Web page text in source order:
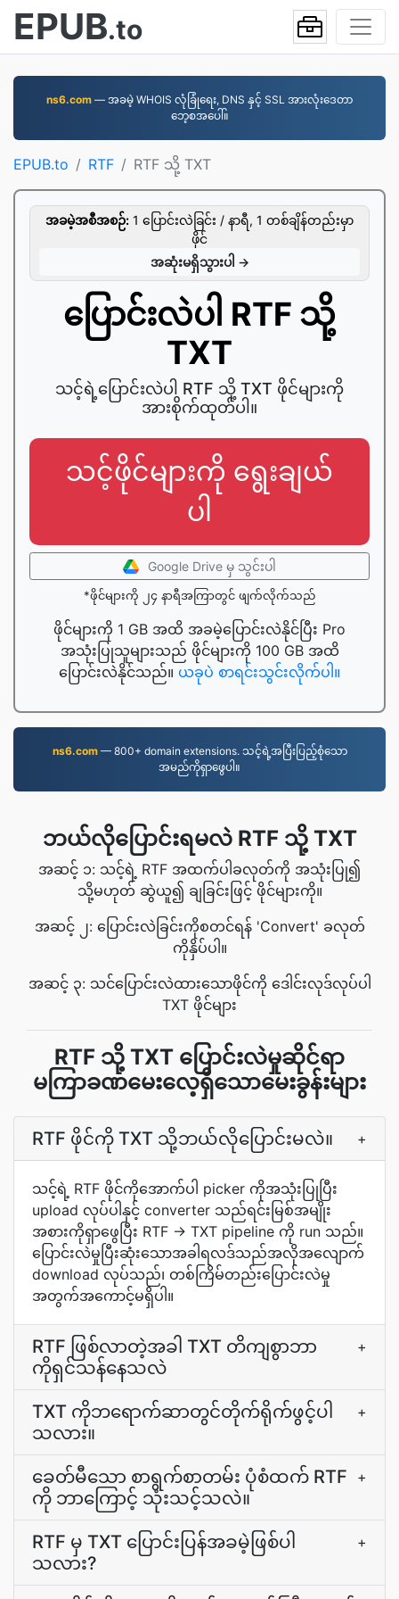
EPUB.to
ns6.com — အခမဲ့ WHOIS လုံခြုံရေး, DNS နှင့် SSL အားလုံးဒေတာ
ဘေ့စအပေါ်။
EPUB.to RTF RTF သို့ TXT
အခမဲ့အစီအစဉ်: 1 ပြောင်းလဲခြင်း / နာရီ, 1 တစ်ချိန်တည်းမှာ
ဖိုင်
အဆုံးမရှိသွားပါ →
ပြောင်းလဲပါ RTF သို့
TXT
သင့်ရဲ့ပြောင်းလဲပါ RTF သို့ TXT ဖိုင်များကို
အားစိုက်ထုတ်ပါ။
သင့်ဖိုင်များကို ရွေးချယ်
ပါ
Google Drive မှ သွင်းပါ
*ဖိုင်များကို ၂၄ နာရီအကြာတွင် ဖျက်လိုက်သည်
ဖိုင်များကို 1 GB အထိ အခမဲ့ပြောင်းလဲနိုင်ပြီး Pro
အသုံးပြုသူများသည် ဖိုင်များကို 100 GB အထိ
ပြောင်းလဲနိုင်သည်။ ယခုပဲ စာရင်းသွင်းလိုက်ပါ။
ns6.com— 800+ domain extensions. သင့်ရဲ့အပြီးပြည့်စုံသော
အမည်ကိုရှာဖွေပါ။
ဘယ်လိုပြောင်းရမလဲ RTF သို့ TXT
အဆင့် ၁: သင့်ရဲ့ RTF အထက်ပါခလုတ်ကို အသုံးပြု၍
သို့မဟုတ် ဆွဲယူ၍ ချခြင်းဖြင့် ဖိုင်များကို။
အဆင့် ၂: ပြောင်းလဲခြင်းကိုစတင်ရန် 'Convert' ခလုတ်
ကိုနှိပ်ပါ။
အဆင့် ၃: သင်ပြောင်းလဲထားသောဖိုင်ကို ဒေါင်းလုဒ်လုပ်ပါ
TXT ဖိုင်များ
RTF သို့ TXT ပြောင်းလဲမှုဆိုင်ရာ
မကြာခဏမေးလေ့ရှိသောမေးခွန်းများ
RTF ဖိုင်ကို TXT သို့ဘယ်လိုပြောင်းမလဲ။ +
သင့်ရဲ့ RTF ဖိုင်ကိုအောက်ပါ picker ကိုအသုံးပြုပြီး
upload လုပ်ပါနှင့် converter သည်ရင်းမြစ်အမျိုး
အစားကိုရှာဖွေပြီး RTF → TXT pipeline ကို run သည်။
ပြောင်းလဲမှုပြီးဆုံးသောအခါရလဒ်သည်အလိုအလျောက်
download လုပ်သည်၊ တစ်ကြိမ်တည်းပြောင်းလဲမှု
အတွက်အကောင့်မရှိပါ။
RTF ဖြစ်လာတဲ့အခါ TXT တိကျစွာဘာ
ကိုရှင်သန်နေသလဲ
+
TXT ကိုဘရောက်ဆာတွင်တိုက်ရိုက်ဖွင့်ပါ
သလား။
+
ခေတ်မီသော စာရွက်စာတမ်း ပုံစံထက် RTF
ကို ဘာကြောင့် သုံးသင့်သလဲ။
+
RTF မှ TXT ပြောင်းပြန်အခမဲ့ဖြစ်ပါ
သလား?
+